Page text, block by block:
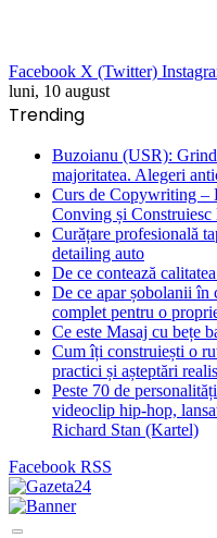
Facebook X (Twitter)
luni, 10 august
Trending
Buzoianu (USR):
majoritatea. Alegeri
Curs de Copywriting –
Conving și
Curățare profesională
detailing auto
De ce contează
De ce apar șobolanii
complet pentru o
Ce este Masaj cu bețe
Cum îți construiești o
practici și așteptări
Peste 70 de
videoclip hip-hop,
Richard Stan (Kartel)
Facebook RSS